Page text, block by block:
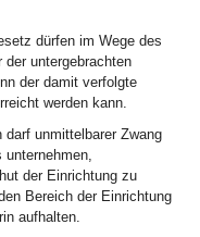
dürfen im Wege des
der untergebrachten
der damit verfolgte
werden kann.
darf unmittelbarer Zwang
unternehmen,
der Einrichtung zu
Bereich der Einrichtung
aufhalten.